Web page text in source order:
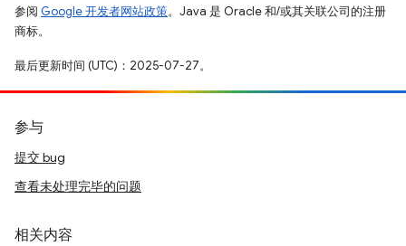
参阅 Google 开发者网站政策。Java 是 Oracle 和/或其关联公司的注册
商标。
最后更新时间 (UTC)：2025-07-27。
参与
提交 bug
查看未处理完毕的问题
相关内容